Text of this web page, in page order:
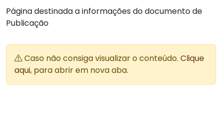
Página destinada a informações do documento de
Publicação
Caso não consiga visualizar o conteúdo. Clique
aqui, para abrir em nova aba.